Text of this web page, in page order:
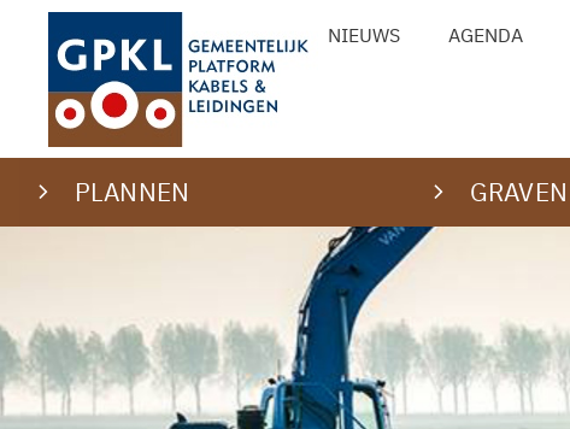
inhoud
NIEUWS AGENDA
PLANNEN GRAVEN